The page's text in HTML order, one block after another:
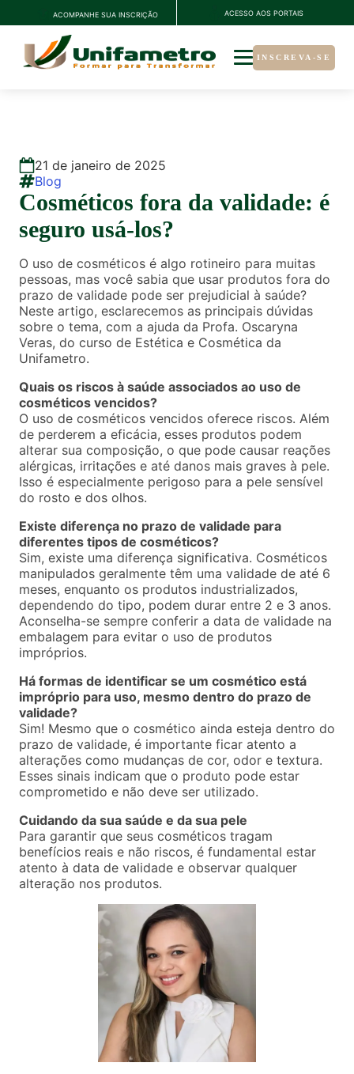
ACOMPANHE SUA INSCRIÇÃO ACESSO AOS PORTAIS
INSCREVA-SE
21 de janeiro de 2025
Blog
Cosméticos fora da validade: é
seguro usá-los?
O uso de cosméticos é algo rotineiro para muitas
pessoas, mas você sabia que usar produtos fora do
prazo de validade pode ser prejudicial à saúde?
Neste artigo, esclarecemos as principais dúvidas
sobre o tema, com a ajuda da Profa. Oscaryna
Veras, do curso de Estética e Cosmética da
Unifametro.
Quais os riscos à saúde associados ao uso de
cosméticos vencidos?
O uso de cosméticos vencidos oferece riscos. Além
de perderem a eficácia, esses produtos podem
alterar sua composição, o que pode causar reações
alérgicas, irritações e até danos mais graves à pele.
Isso é especialmente perigoso para a pele sensível
do rosto e dos olhos.
Existe diferença no prazo de validade para
diferentes tipos de cosméticos?
Sim, existe uma diferença significativa. Cosméticos
manipulados geralmente têm uma validade de até 6
meses, enquanto os produtos industrializados,
dependendo do tipo, podem durar entre 2 e 3 anos.
Aconselha-se sempre conferir a data de validade na
embalagem para evitar o uso de produtos
impróprios.
Há formas de identificar se um cosmético está
impróprio para uso, mesmo dentro do prazo de
validade?
Sim! Mesmo que o cosmético ainda esteja dentro do
prazo de validade, é importante ficar atento a
alterações como mudanças de cor, odor e textura.
Esses sinais indicam que o produto pode estar
comprometido e não deve ser utilizado.
Cuidando da sua saúde e da sua pele
Para garantir que seus cosméticos tragam
benefícios reais e não riscos, é fundamental estar
atento à data de validade e observar qualquer
alteração nos produtos.